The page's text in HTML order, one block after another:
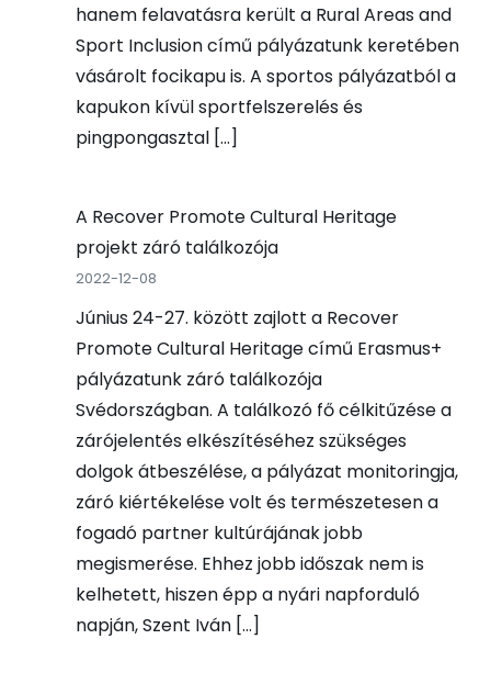
hanem felavatásra került a Rural Areas and
Sport Inclusion című pályázatunk keretében
vásárolt focikapu is. A sportos pályázatból a
kapukon kívül sportfelszerelés és
pingpongasztal […]
A Recover Promote Cultural Heritage
projekt záró találkozója
2022-12-08
Június 24-27. között zajlott a Recover
Promote Cultural Heritage című Erasmus+
pályázatunk záró találkozója
Svédországban. A találkozó fő célkitűzése a
zárójelentés elkészítéséhez szükséges
dolgok átbeszélése, a pályázat monitoringja,
záró kiértékelése volt és természetesen a
fogadó partner kultúrájának jobb
megismerése. Ehhez jobb időszak nem is
kelhetett, hiszen épp a nyári napforduló
napján, Szent Iván […]